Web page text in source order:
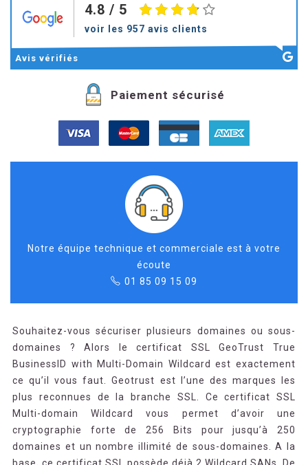
4.8 / 5
voir les 957 avis clients
Avis vérifiés
Paiement sécurisé
Notre équipe technique et commerciale est à votre
écoute
01 85 09 15 09
Souhaitez-vous sécuriser plusieurs domaines ou sous-
domaines ? Alors le certificat SSL GeoTrust True
BusinessID with Multi-Domain Wildcard est exactement
ce qu’il vous faut. Geotrust est l’une des marques les
plus reconnues de la branche SSL. Ce certificat SSL
Multi-domain Wildcard vous permet d’avoir une
cryptographie forte de 256 Bits pour jusqu’à 250
domaines et un nombre illimité de sous-domaines. A la